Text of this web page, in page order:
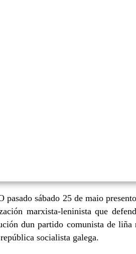
pasado sábado 25 de maio
marxista-leninista que
dun partido comunista de liña
socialista galega.